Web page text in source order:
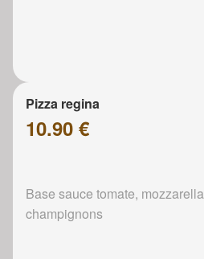
Pizza regina
10.90 €
Base sauce tomate,
champignons